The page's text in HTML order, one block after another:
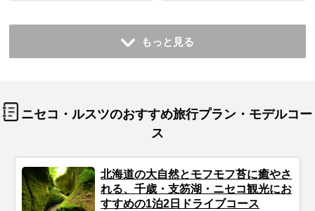
もっと見る
ニセコ・ルスツのおすすめ旅行プラン・モデルコー
ス
北海道の大自然とモフモフ苔に癒やさ
れる、千歳・支笏湖・ニセコ観光にお
すすめの1泊2日ドライブコース